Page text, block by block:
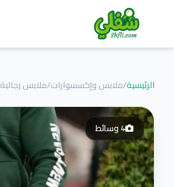
الرئيسية/ملابس وإكسسوارات/ملابس رجالية
4وسائط